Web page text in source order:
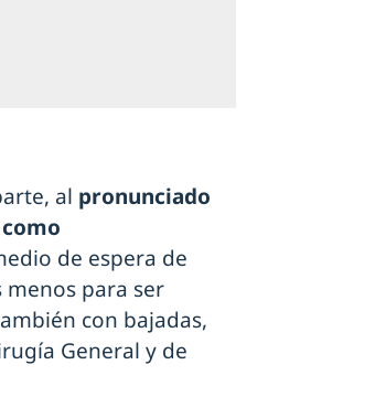
al pronunciado
de espera de
menos para ser
con bajadas,
General y de